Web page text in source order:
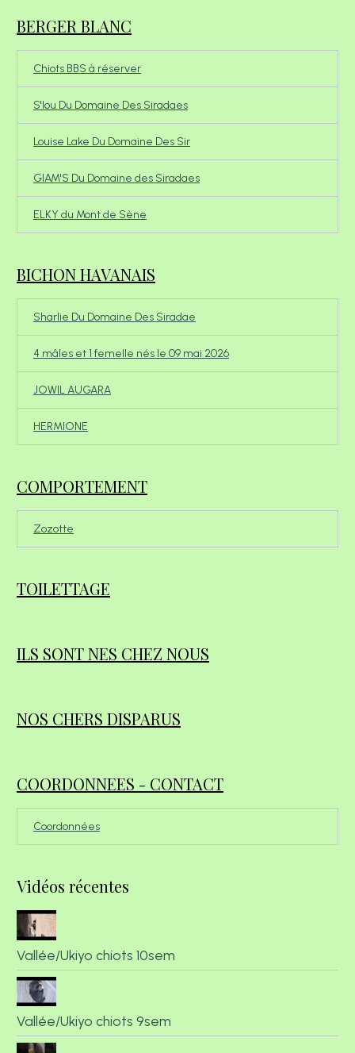
BERGER BLANC
Chiots BBS à réserver
S'lou Du Domaine Des Siradaes
Louise Lake Du Domaine Des Sir
GIAM'S Du Domaine des Siradaes
ELKY du Mont de Sène
BICHON HAVANAIS
Sharlie Du Domaine Des Siradae
4 mâles et 1 femelle nés le 09 mai 2026
JOWIL AUGARA
HERMIONE
COMPORTEMENT
Zozotte
TOILETTAGE
ILS SONT NES CHEZ NOUS
NOS CHERS DISPARUS
COORDONNEES - CONTACT
Coordonnées
Vidéos récentes
Vallée/Ukiyo chiots 10sem
Vallée/Ukiyo chiots 9sem